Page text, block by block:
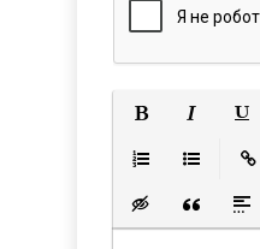
Вставка